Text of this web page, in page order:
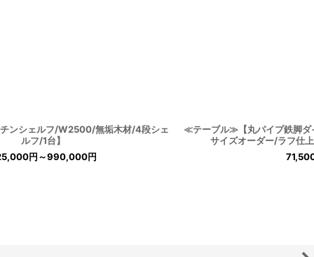
ンシェルフ/W2500/無垢木材/4段シェ
ルフ/1台】
円～990,000円
≪テーブル≫【丸パイプ鉄脚ダ
サイズオーダー/ラフ仕